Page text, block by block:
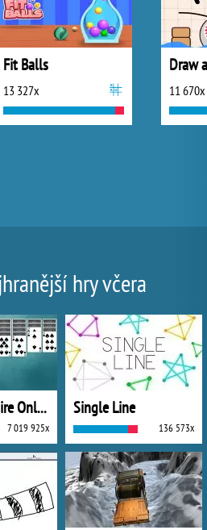
Fit Balls
13 327x 11 670x
hry včera
Spider Solitaire Online
7 019 925x
Single Line
136 573x